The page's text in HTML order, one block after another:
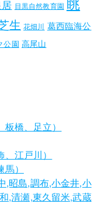
目黒自然教育園
生 花畑川 葛西臨海公
公園 高尾山
橋、足立）
江戸川）
）
,昭島,調布,小金井,小
,清瀬,東久留米,武蔵